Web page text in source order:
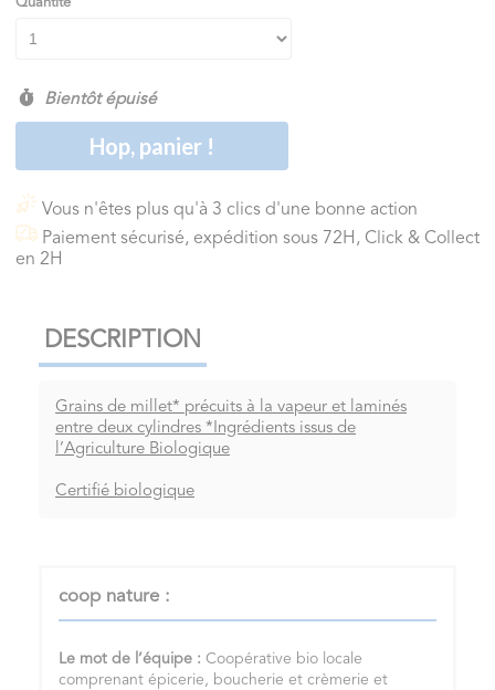
Bientôt épuisé
Hop, panier !
Vous n'êtes plus qu'à 3 clics d'une bonne action
Paiement sécurisé, expédition sous 72H, Click & Collect
en 2H
DESCRIPTION
Grains de millet* précuits à la vapeur et laminés
entre deux cylindres *Ingrédients issus de
l’Agriculture Biologique
Certifié biologique
coop nature :
Le mot de l’équipe : Coopérative bio locale
comprenant épicerie, boucherie et crèmerie et